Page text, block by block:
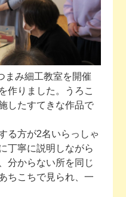
せ
み細工教室を開催
作りました。うろこ
したすてきな作品で
る方が2名いらっしゃ
丁寧に説明しながら
分からない所を同じ
ちこちで見られ、一